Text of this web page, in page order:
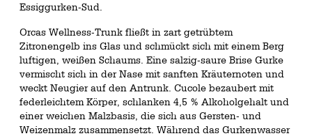
Essiggurken-Sud.
Orcas Wellness-Trunk fließt in zart getrübtem
Zitronengelb ins Glas und schmückt sich mit einem Berg
luftigen, weißen Schaums. Eine salzig-saure Brise Gurke
vermischt sich in der Nase mit sanften Kräuternoten und
weckt Neugier auf den Antrunk. Cucole bezaubert mit
federleichtem Körper, schlanken 4,5 % Alkoholgehalt und
einer weichen Malzbasis, die sich aus Gersten- und
Weizenmalz zusammensetzt. Während das Gurkenwasser